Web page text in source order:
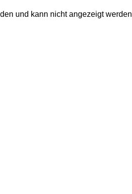
und kann nicht angezeigt werden